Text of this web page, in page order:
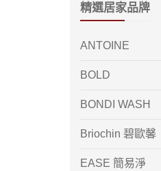
精選居家品牌
ANTOINE
BOLD
BONDI WASH
Briochin 碧歐馨
EASE 簡易淨